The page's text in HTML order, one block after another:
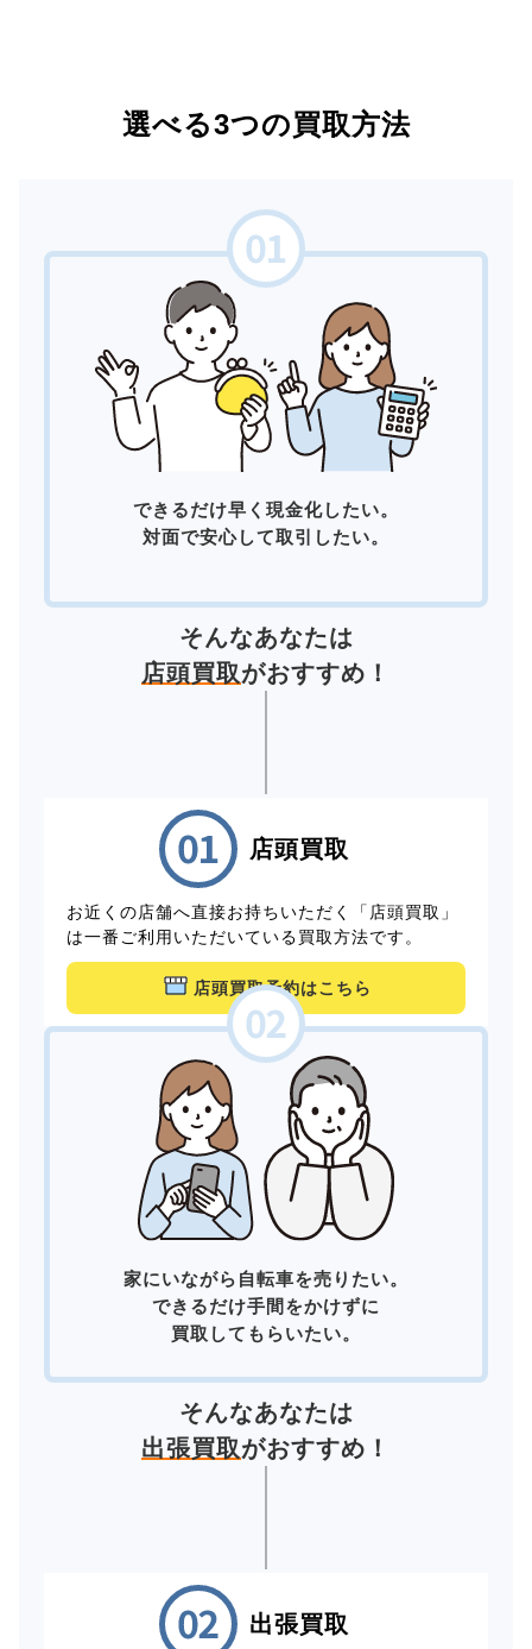
選べる3つの買取方法
できるだけ早く現金化したい。
対面で安心して取引したい。
そんなあなたは
店頭買取がおすすめ！
店頭買取
お近くの店舗へ直接お持ちいただく「店頭買取」
は一番ご利用いただいている買取方法です。
店頭買取予約はこちら
家にいながら自転車を売りたい。
できるだけ手間をかけずに
買取してもらいたい。
そんなあなたは
出張買取がおすすめ！
出張買取